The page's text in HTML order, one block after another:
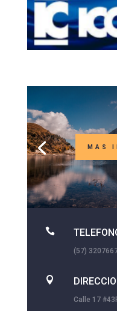
MAS

(57)

Calle 17